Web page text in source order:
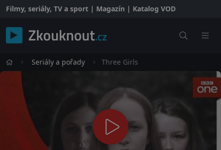
Filmy, seriály, TV a sport | Magazín | Katalog VOD
Seriály a pořady Three Girls